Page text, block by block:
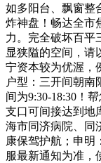
如多阳台、飘窗整
炸神盘！畅达全市
力。完全破坏百平
显狭隘的空间，请
宁资本较为优渥，
户型：三开间朝南
间为9:30-18:30！
支口可间接达到地
海市同济病院、同
康保驾护航；申明
服最新通知为准，